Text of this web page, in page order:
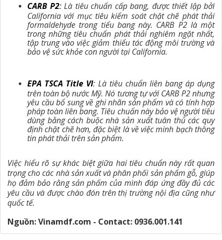
CARB P2:Là tiêu chuẩn cấp bang, được thiết lập bởi
California với mục tiêu kiểm soát chặt chẽ phát thải
formaldehyde trong tiểu bang này. CARB P2 là một
trong những tiêu chuẩn phát thải nghiêm ngặt nhất,
tập trung vào việc giảm thiểu tác động môi trường và
bảo vệ sức khỏe con người tại California.
EPA TSCA Title VI: Là tiêu chuẩn liên bang áp dụng
trên toàn bộ nước Mỹ. Nó tương tự với CARB P2 nhưng
yêu cầu bổ sung về ghi nhãn sản phẩm và có tính hợp
pháp toàn liên bang. Tiêu chuẩn này bảo vệ người tiêu
dùng bằng cách buộc nhà sản xuất tuân thủ các quy
định chặt chẽ hơn, đặc biệt là về việc minh bạch thông
tin phát thải trên sản phẩm.
Việc hiểu rõ sự khác biệt giữa hai tiêu chuẩn này rất quan
trọng cho các nhà sản xuất và phân phối sản phẩm gỗ, giúp
họ đảm bảo rằng sản phẩm của mình đáp ứng đầy đủ các
yêu cầu và được chào đón trên thị trường nội địa cũng như
quốc tế.
Nguồn: Vinamdf.com - Contact: 0936.001.141